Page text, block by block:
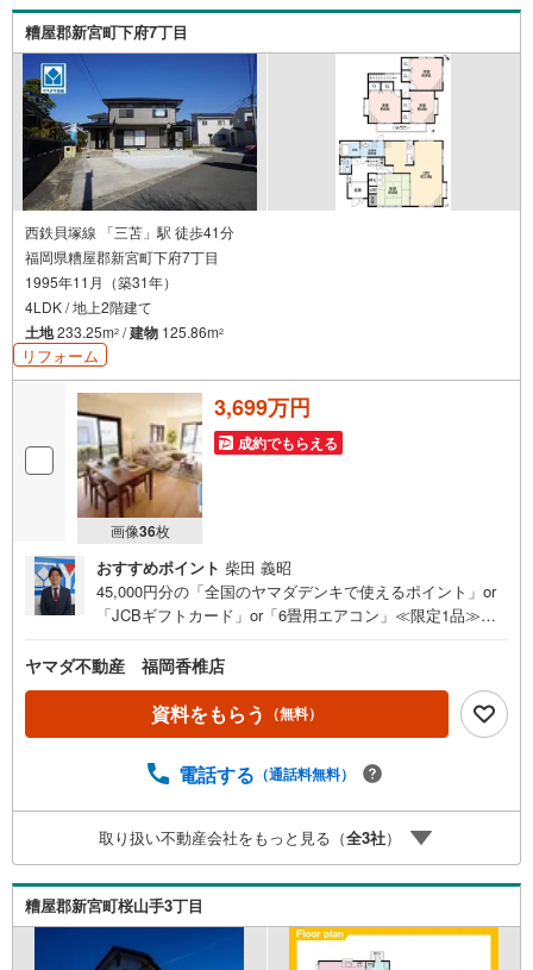
糟屋郡新宮町下府7丁目
西鉄貝塚線 「三苫」駅 徒歩41分
福岡県糟屋郡新宮町下府7丁目
1995年11月（築31年）
4LDK / 地上2階建て
土地233.25m2 /建物 125.86m2
リフォーム
画像36枚
3,699万円
成約でもらえる
おすすめポイント 柴田 義昭
45,000円分の「全国のヤマダデンキで使えるポイント」or
「JCBギフトカード」or「6畳用エアコン」≪限定1品≫プ
談で来店後、Google口コミ投稿で2000円分のQUOカードプ
レゼント！※一世帯2回まで土日祝日もご案内可能です＾＾
既に他社で見積もりが出ている方！入居までの費用を抑え
たい方！ぜひ、一度「ヤマダ不動産」へご相談にお越しく
敷地70坪！リビング22帖和室あり3面採光南西向き！陽当
令和7年11月内外装リフォーム済み＾＾■西鉄貝塚線「西鉄
新宮」駅徒歩10分■全居室6帖以上、収納付きで広々として
空間になります■南東側道路のため、陽射しを遮られず、陽
当たり良好です■周辺は落ち着いた住宅街お子様と安心して
お散歩できますよ＾＾新宮小学校:徒歩約21分新宮中学校:
ヤマダ不動産 福岡香椎店
資料をもらう （無料）
電話する （通話料無料）
取り扱い不動産会社をもっと見る（全3社）
糟屋郡新宮町桜山手3丁目